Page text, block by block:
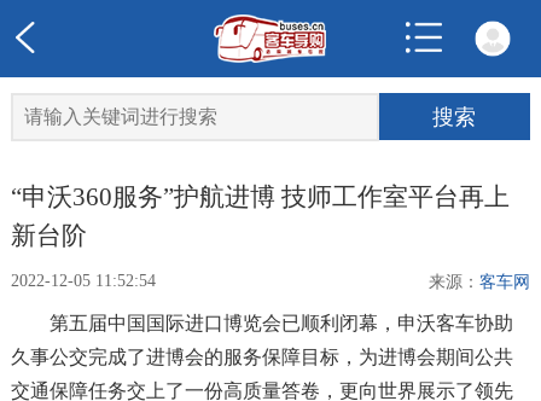
“申沃360服务”护航进博 技师工作室平台再上
新台阶
2022-12-05 11:52:54 来源：客车网
第五届中国国际进口博览会已顺利闭幕，申沃客车协助
久事公交完成了进博会的服务保障目标，为进博会期间公共
交通保障任务交上了一份高质量答卷，更向世界展示了领先